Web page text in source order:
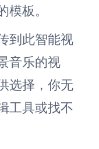
板。
到此智能视
音乐的视
选择，你无
工具或找不